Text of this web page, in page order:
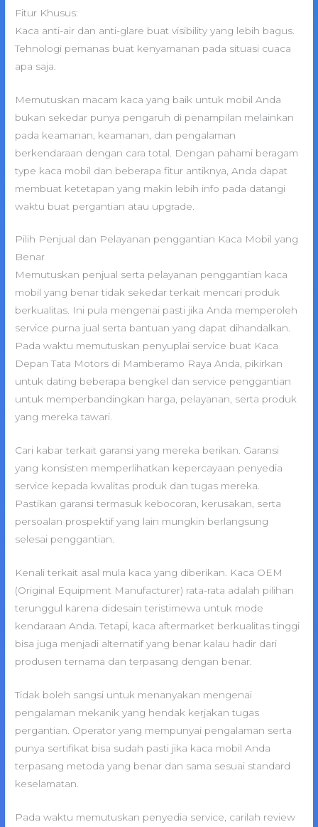
Fitur Khusus:
Kaca anti-air dan anti-glare buat visibility yang lebih bagus.
Tehnologi pemanas buat kenyamanan pada situasi cuaca
apa saja.
Memutuskan macam kaca yang baik untuk mobil Anda
bukan sekedar punya pengaruh di penampilan melainkan
pada keamanan, keamanan, dan pengalaman
berkendaraan dengan cara total. Dengan pahami beragam
type kaca mobil dan beberapa fitur antiknya, Anda dapat
membuat ketetapan yang makin lebih info pada datangi
waktu buat pergantian atau upgrade.
Pilih Penjual dan Pelayanan penggantian Kaca Mobil yang
Benar
Memutuskan penjual serta pelayanan penggantian kaca
mobil yang benar tidak sekedar terkait mencari produk
berkualitas. Ini pula mengenai pasti jika Anda memperoleh
service purna jual serta bantuan yang dapat dihandalkan.
Pada waktu memutuskan penyuplai service buat Kaca
Depan Tata Motors di Mamberamo Raya Anda, pikirkan
untuk dating beberapa bengkel dan service penggantian
untuk memperbandingkan harga, pelayanan, serta produk
yang mereka tawari.
Cari kabar terkait garansi yang mereka berikan. Garansi
yang konsisten memperlihatkan kepercayaan penyedia
service kepada kwalitas produk dan tugas mereka.
Pastikan garansi termasuk kebocoran, kerusakan, serta
persoalan prospektif yang lain mungkin berlangsung
selesai penggantian.
Kenali terkait asal mula kaca yang diberikan. Kaca OEM
(Original Equipment Manufacturer) rata-rata adalah pilihan
terunggul karena didesain teristimewa untuk mode
kendaraan Anda. Tetapi, kaca aftermarket berkualitas tinggi
bisa juga menjadi alternatif yang benar kalau hadir dari
produsen ternama dan terpasang dengan benar.
Tidak boleh sangsi untuk menanyakan mengenai
pengalaman mekanik yang hendak kerjakan tugas
pergantian. Operator yang mempunyai pengalaman serta
punya sertifikat bisa sudah pasti jika kaca mobil Anda
terpasang metoda yang benar dan sama sesuai standard
keselamatan.
Pada waktu memutuskan penyedia service, carilah review